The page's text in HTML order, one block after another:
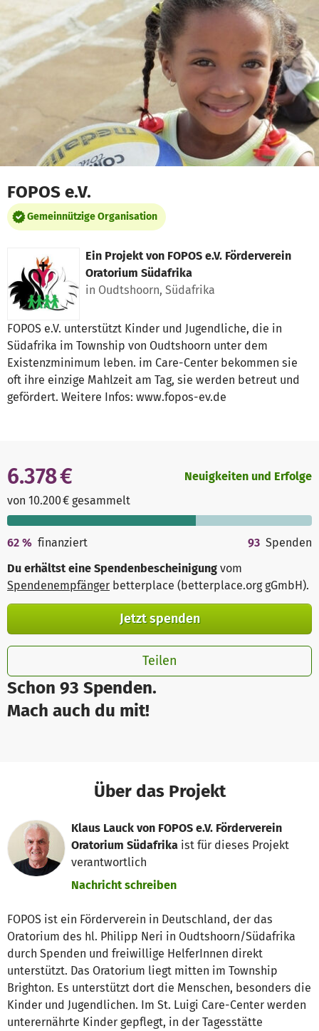
Zum Hauptinhalt springen
Erklärung zur Barrierefreiheit anzeigen
FOPOS e.V.
Gemeinnützige Organisation
Ein Projekt von FOPOS e.V. Förderverein
Oratorium Südafrika
in Oudtshoorn, Südafrika
FOPOS e.V. unterstützt Kinder und Jugendliche, die in
Südafrika im Township von Oudtshoorn unter dem
Existenzminimum leben. im Care-Center bekommen sie
oft ihre einzige Mahlzeit am Tag, sie werden betreut und
gefördert. Weitere Infos: www.fopos-ev.de
Schon 93 Spenden.
Mach auch du mit!
6.378 €
von 10.200 € gesammelt
Neuigkeiten und Erfolge
62 % finanziert 93 Spenden
Du erhältst eine Spendenbescheinigung vom
Spendenempfänger betterplace (betterplace.org gGmbH).
Jetzt spenden
Teilen
Über das Projekt
Klaus Lauck von FOPOS e.V. Förderverein
Oratorium Südafrika ist für dieses Projekt
verantwortlich
Nachricht schreiben
FOPOS ist ein Förderverein in Deutschland, der das
Oratorium des hl. Philipp Neri in Oudtshoorn/Südafrika
durch Spenden und freiwillige HelferInnen direkt
unterstützt. Das Oratorium liegt mitten im Township
Brighton. Es unterstützt dort die Menschen, besonders die
Kinder und Jugendlichen. Im St. Luigi Care-Center werden
unterernährte Kinder gepflegt, in der Tagesstätte